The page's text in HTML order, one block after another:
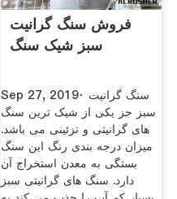
فروش سنگ گرانیت
سبز شیک سنگ
Sep 27, 2019· سنگ گرانیت
سبز جز یکی از شیک ترین سنگ
های گرانیتی و تزئینی می باشد.
میزان درجه بندی رنگ این سنگ
بستگی به معدن استخراج آن
دارد. سنگ های گرانیتی سبز